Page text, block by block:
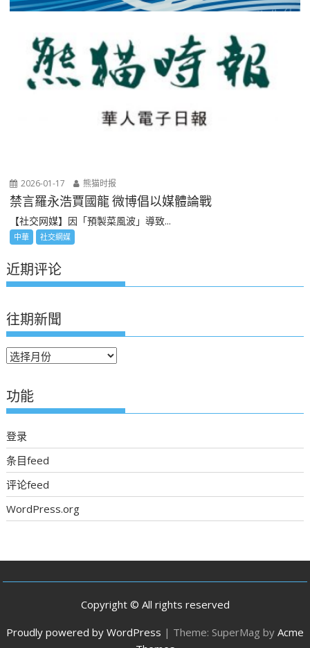
2026-01-17 熊猫时报
禁言羅永浩賈國龍 微博倡以媒體論戰
【社交网媒】因「預製菜風波」導致...
中華 社交網媒
近期评论
往期新聞
往
新
聞
功能
登录
条目feed
评论feed
WordPress.org
Copyright © All rights reserved
Proudly powered by WordPress | Theme: SuperMag by Acme